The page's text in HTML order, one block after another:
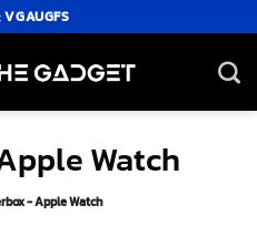
VGAUGFS
Watch
- Apple Watch